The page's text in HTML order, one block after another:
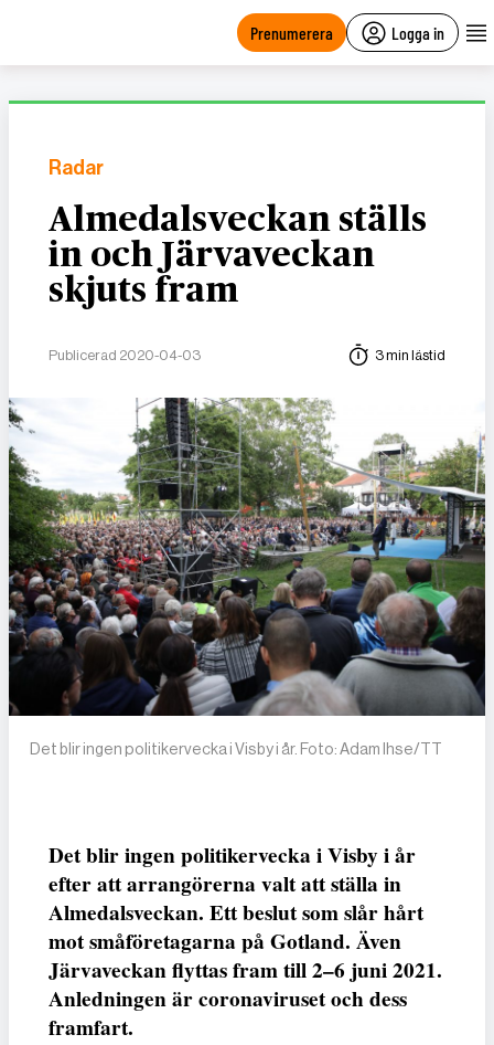
Prenumerera Logga in
Radar
Almedalsveckan ställs
in och Järvaveckan
skjuts fram
Publicerad 2020-04-03 3 min lästid
Det blir ingen politikervecka i Visby i år. Foto: Adam Ihse/TT
Det blir ingen politikervecka i Visby i år
efter att arrangörerna valt att ställa in
Almedalsveckan. Ett beslut som slår hårt
mot småföretagarna på Gotland. Även
Järvaveckan flyttas fram till 2–6 juni 2021.
Anledningen är coronaviruset och dess
framfart.